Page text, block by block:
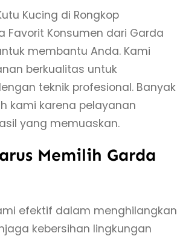
Kucing di Rongkop
Favorit Konsumen dari Garda
membantu Anda. Kami
berkualitas untuk
teknik profesional. Banyak
kami karena pelayanan
yang memuaskan.
Memilih Garda
efektif dalam menghilangkan
kebersihan lingkungan